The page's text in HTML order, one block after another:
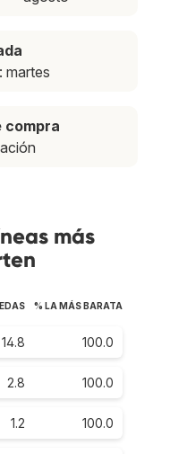
: martes
compra
más
% LA MÁS BARATA
14.8 100.0
2.8 100.0
1.2 100.0